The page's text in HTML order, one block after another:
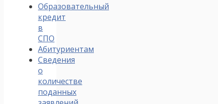
Образовательный
кредит
в
СПО
Абитуриентам
Сведения
о
количестве
поданных